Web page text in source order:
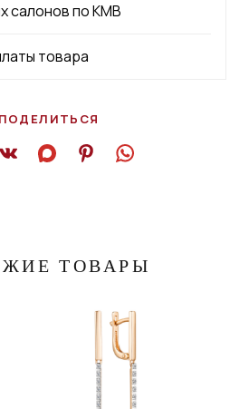
салонов по КМВ
товара
ПОДЕЛИТЬСЯ
ТОВАРЫ